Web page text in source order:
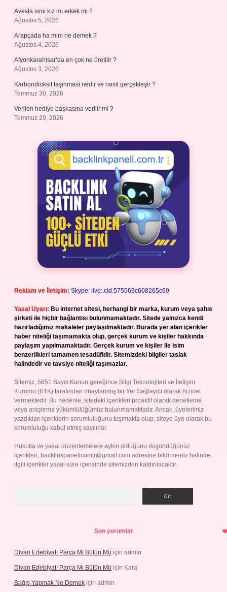
Avesta ismi kız mı erkek mi ?
Ağustos 5, 2026
Arapçada ha mim ne demek ?
Ağustos 4, 2026
Afyonkarahisar’da en çok ne üretilir ?
Ağustos 3, 2026
Karbondioksit taşınması nedir ve nasıl gerçekleşir ?
Temmuz 30, 2026
Verilen hediye başkasına verilir mi ?
Temmuz 29, 2026
Reklam ve İletişim: Skype: live:.cid.575569c608265c69
Yasal Uyarı: Bu internet sitesi, herhangi bir marka, kurum veya şahıs
şirketi ile hiçbir bağlantısı bulunmamaktadır. Sitede yalnızca kendi
hazırladığımız makaleler paylaşılmaktadır. Burada yer alan içerikler
haber niteliği taşımamakta olup, gerçek kurum ve kişiler hakkında
paylaşım yapılmamaktadır. Gerçek kurum ve kişiler ile isim
benzerlikleri tamamen tesadüfidir. Sitemizdeki bilgiler taslak
halindedir ve tavsiye niteliği taşımazlar.
Sitemiz, 5651 Sayılı Kanun gereğince Bilgi Teknolojileri ve İletişim
Kurumu (BTK) tarafından onaylanmış bir Yer Sağlayıcı olarak hizmet
vermektedir. Bu nedenle, sitedeki içerikleri proaktif olarak denetleme
veya araştırma yükümlülüğümüz bulunmamaktadır. Ancak, üyelerimiz
yazdıkları içeriklerin sorumluluğunu taşımakta olup, siteye üye olarak bu
sorumluluğu kabul etmiş sayılırlar.
Hukuka ve yasal düzenlemelere aykırı olduğunu düşündüğünüz
içerikleri, backlinkpanelicomtr@gmail.com adresine bildirmeniz halinde,
ilgili içerikler yasal süre içerisinde sitemizden kaldırılacaktır.
Son yorumlar
Divan Edebiyatı Parça Mı Bütün Mü için admin
Divan Edebiyatı Parça Mı Bütün Mü için Kara
Bağış Yapmak Ne Demek için admin